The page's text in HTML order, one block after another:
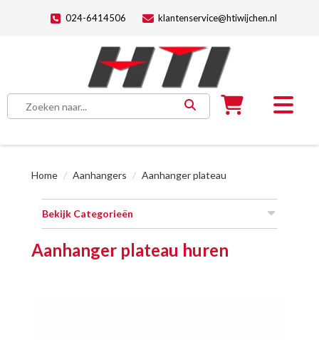
024-6414506 klantenservice@htiwijchen.nl
Home Aanhangers Aanhanger plateau
Bekijk Categorieën
Aanhanger plateau huren